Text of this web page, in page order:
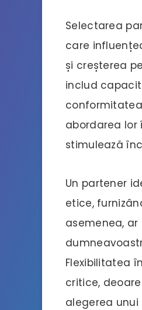
Selectarea
care
și creșterea
includ
abordarea lor
stimulează
Un partener
etice,
asemenea,
Flexibilitatea
critice,
alegerea